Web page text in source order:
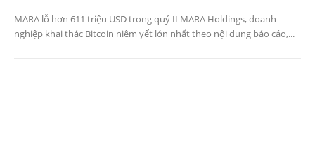
MARA lỗ hơn 611 triệu USD trong quý II MARA Holdings, doanh
nghiệp khai thác Bitcoin niêm yết lớn nhất theo nội dung báo cáo,...